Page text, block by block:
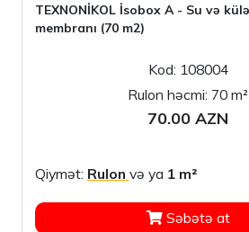
TEXNONİKOL İsobox A - Su və külək izolyasiya
membranı (70 m2)
Kod: 108004
Rulon həcmi: 70 m²
70.00 AZN
Qiymət: Rulon və ya 1 m²
Səbətə at